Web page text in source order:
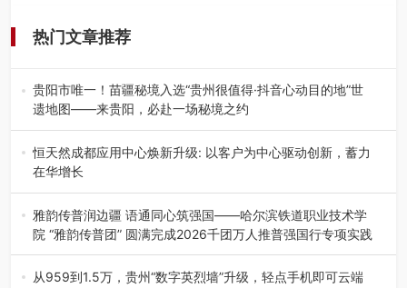
热门文章推荐
贵阳市唯一！苗疆秘境入选“贵州很值得·抖音心动目的地”世
遗地图——来贵阳，必赴一场秘境之约
2026年7月21日，2026年“贵州很值得”暨抖音“心动目的
地”（贵州站）主题…
恒天然成都应用中心焕新升级: 以客户为中心驱动创新，蓄力
在华增长
融合全球研发实力与本土洞察，深化客户共创，赋能西南市
场创新发展 （7月27日，成…
雅韵传普润边疆 语通同心筑强国——哈尔滨铁道职业技术学
院 “雅韵传普团” 圆满完成2026千团万人推普强国行专项实践
为扎实推进2026“千团万人推普强国行”大学生暑期社会实
践，牢牢紧扣 “雅韵传普…
从959到1.5万，贵州“数字英烈墙”升级，轻点手机即可云端